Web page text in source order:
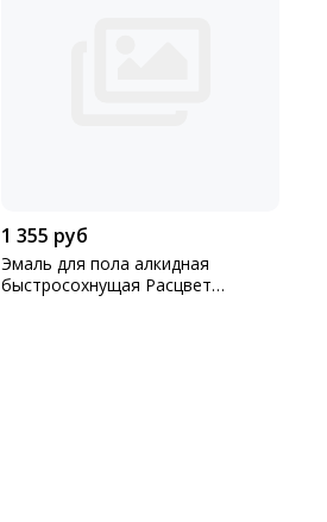
1 355 руб
Эмаль для пола алкидная
быстросохнущая Расцвет